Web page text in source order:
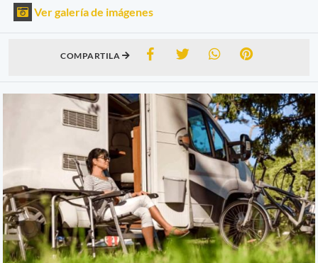
Ver galería de imágenes
COMPARTILA